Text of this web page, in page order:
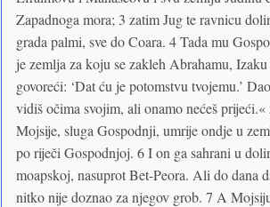
Zapadnoga mora; 3 zatim Jug te ravnicu
grada palmi, sve do Coara. 4 Tada mu
je zemlja za koju se zakleh Abrahamu,
govoreći: ‘Dat ću je potomstvu tvojemu.’
vidiš očima svojim, ali onamo nećeš prijeći.«
Mojsije, sluga Gospodnji, umrije ondje u
po riječi Gospodnjoj. 6 I on ga sahrani u
moapskoj, nasuprot Bet-Peora. Ali do dana
nitko nije doznao za njegov grob. 7 A